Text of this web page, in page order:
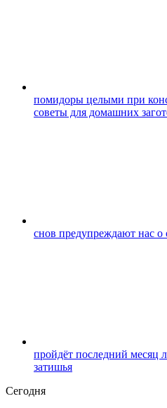
помидоры целыми при
советы для домашних
снов предупреждают нас о
пройдёт последний месяц
затишья
Сегодня